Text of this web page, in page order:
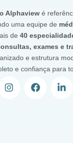
Alphaview é
uma equipe de
de 40
exames e
e estrutura
e confiança para